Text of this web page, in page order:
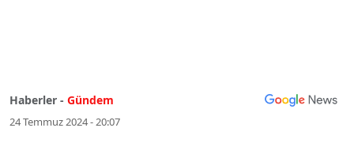
Haberler - Gündem
24 Temmuz 2024 - 20:07